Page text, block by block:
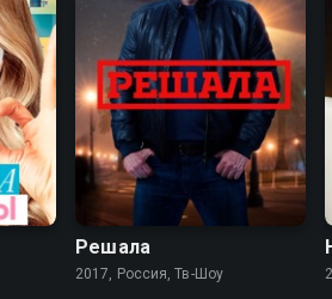
7.5
Решала
2017, Россия, Тв-Шоу